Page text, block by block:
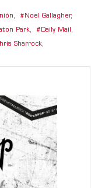
, Noel Gallagher,
Park, Daily Mail ,
Sharrock,